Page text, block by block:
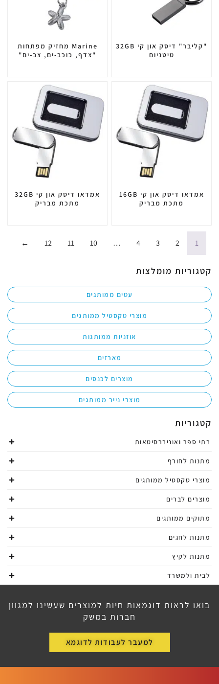
קטגוריות מומלצות
עטים ממותגים
מוצרי טקסטיל ממותגים
אוזניות ממותגות
מארזים
מוצרים לכנסים
מוצרי נייר ממותגים
קטגוריות
בתי ספר ואוניברסיטאות
מתנות לחורף
מוצרי טקסטיל ממותגים
מוצרים לברים
מתוקים ממותגים
מתנות לחגים
מתנות לקיץ
לבית ולמשרד
"קליבר" דיסק און קי 32GB
טיטניום
Marine מחזיק מפתחות
"צדף, כוכב-ים, צב-ים"
אמדאו דיסק און קי 16GB
מתכת מבריק
אמדאו דיסק און קי 32GB
מתכת מבריק
1
2
3
4
…
10
11
12
←
בואו לראות דוגמאות חיות למוצרים שעשינו למגוון
חברות במשק
למעבר לעבודות לדוגמא